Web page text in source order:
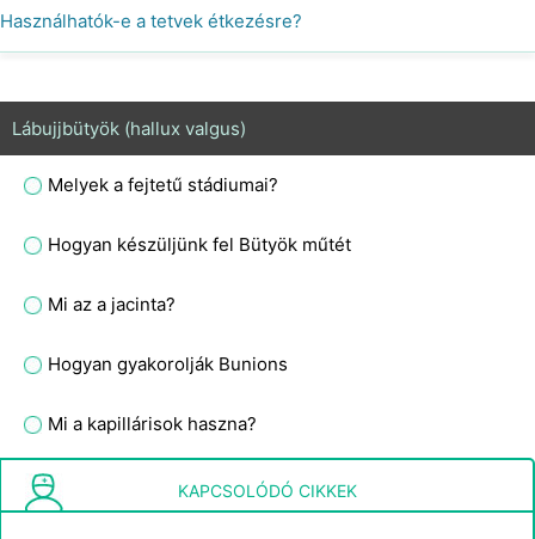
Használhatók-e a tetvek étkezésre?
Lábujjbütyök (hallux valgus)
Melyek a fejtetű stádiumai?
Hogyan készüljünk fel Bütyök műtét
Mi az a jacinta?
Hogyan gyakorolják Bunions
Mi a kapillárisok haszna?
Elmúlhat a hasfájás egy pocakdörzsöléssel?
KAPCSOLÓDÓ CIKKEK